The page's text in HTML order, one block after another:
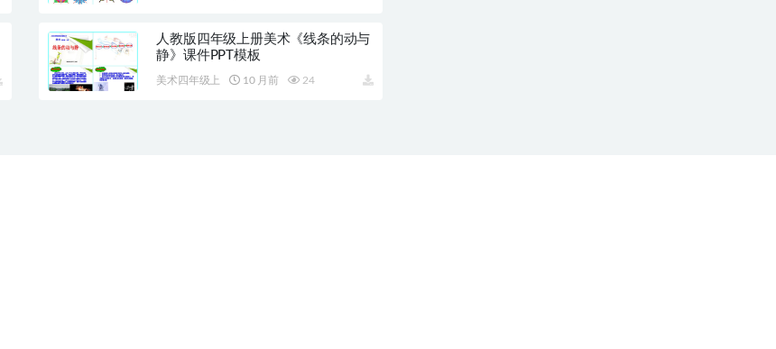
人教版四年级上册美术《线条的动与
静》课件PPT模板
美术四年级上 10 月前 24